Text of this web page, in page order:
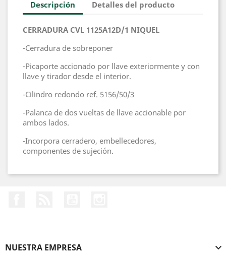
Descripción Detalles del producto
CERRADURA CVL 1125A12D/1 NIQUEL
-Cerradura de sobreponer
-Picaporte accionado por llave exteriormente y con
llave y tirador desde el interior.
-Cilindro redondo ref. 5156/50/3
-Palanca de dos vueltas de llave accionable por
ambos lados.
-Incorpora cerradero, embellecedores,
componentes de sujeción.
NUESTRA EMPRESA 